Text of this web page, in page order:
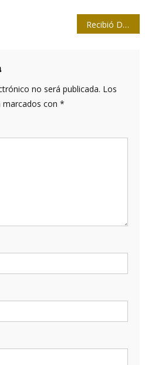
Recibió Díaz-Canel al Secretario General de la ONU
no será publicada. Los
con *